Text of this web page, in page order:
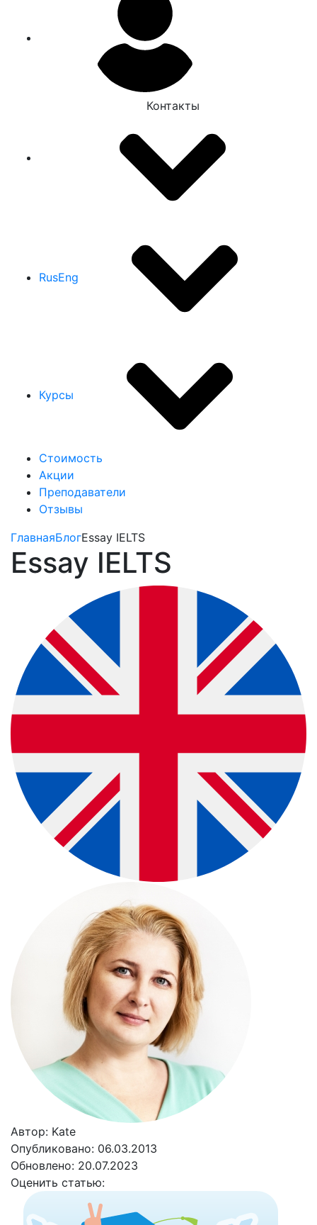
Контакты
RusEng
Курсы
Стоимость
Акции
Преподаватели
Отзывы
ГлавнаяБлогEssay IELTS
Essay IELTS
Автор: Kate
Опубликовано: 06.03.2013
Обновлено: 20.07.2023
Оценить статью: